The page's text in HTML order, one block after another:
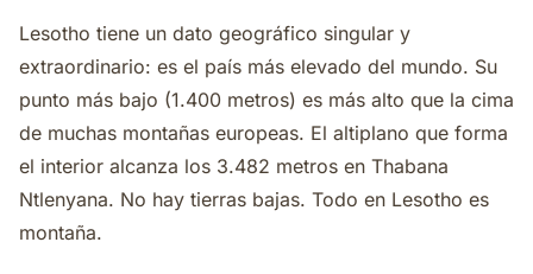
Lesotho tiene un dato geográfico singular y
extraordinario: es el país más elevado del mundo. Su
punto más bajo (1.400 metros) es más alto que la cima
de muchas montañas europeas. El altiplano que forma
el interior alcanza los 3.482 metros en Thabana
Ntlenyana. No hay tierras bajas. Todo en Lesotho es
montaña.